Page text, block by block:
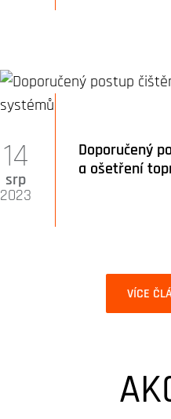
Doporučený
a ošetření
14
srp
2023
VÍCE